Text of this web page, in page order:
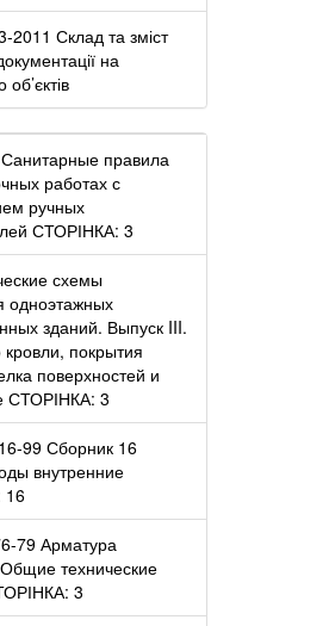
Склад та зміст
на
об’єктів
правила
работах с
ручных
СТОРІНКА: 3
схемы
одноэтажных
зданий. Выпуск III.
кровли, покрытия
поверхностей и
СТОРІНКА: 3
99 Сборник 16
внутренние
16
79 Арматура
технические
3